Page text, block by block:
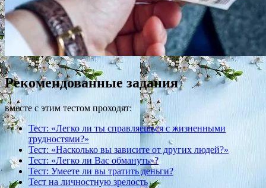
Рекомендованные задания
вместе с этим тестом проходят:
Тест: «Легко ли ты справляешься с жизненными
трудностями?»
Тест: «Насколько вы зависите от других людей?»
Тест: «Легко ли Вас обмануть»?
Тест: Умеете ли вы тратить деньги?
Тест на личностную зрелость